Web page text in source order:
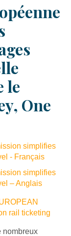
le
One
simplifies
- Français
simplifies
– Anglais
rail ticketing
nombreux